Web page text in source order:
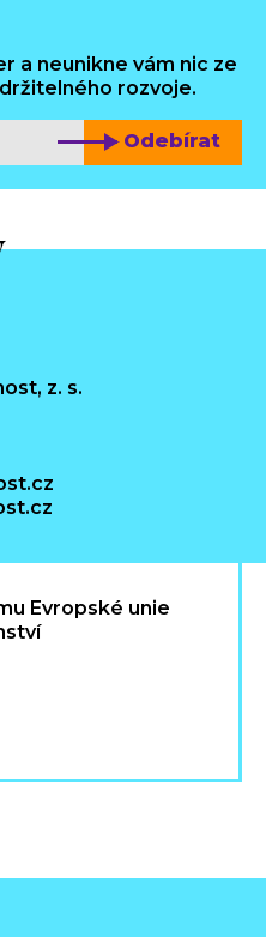
a neunikne vám nic ze
rozvoje.
Odebírat
z. s.
Evropské unie